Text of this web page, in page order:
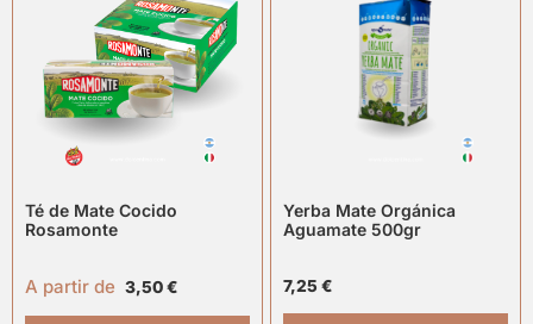
Té de Mate Cocido
Rosamonte
A partir de 3,50€
Yerba Mate Orgánica
Aguamate 500gr
7,25 €